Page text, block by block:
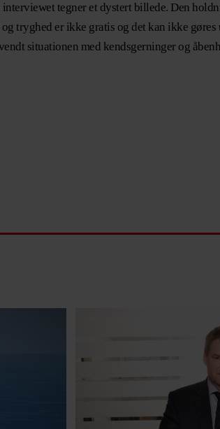
tegner et dystert billede. Den
tryghed er ikke gratis og det kan ikke gøres
situationen med kendsgerninger og